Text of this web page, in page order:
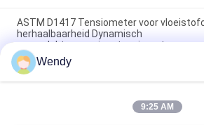
ASTM D1417 Tensiometer voor
herhaalbaarheid Dynamisch
oppervlaktespanningstensiometer
Automatische rollende machine voor
Met kantbesturingssysteem.
G278 Stoffen oscillerende slijtage tester
Wendy
9:25 AM